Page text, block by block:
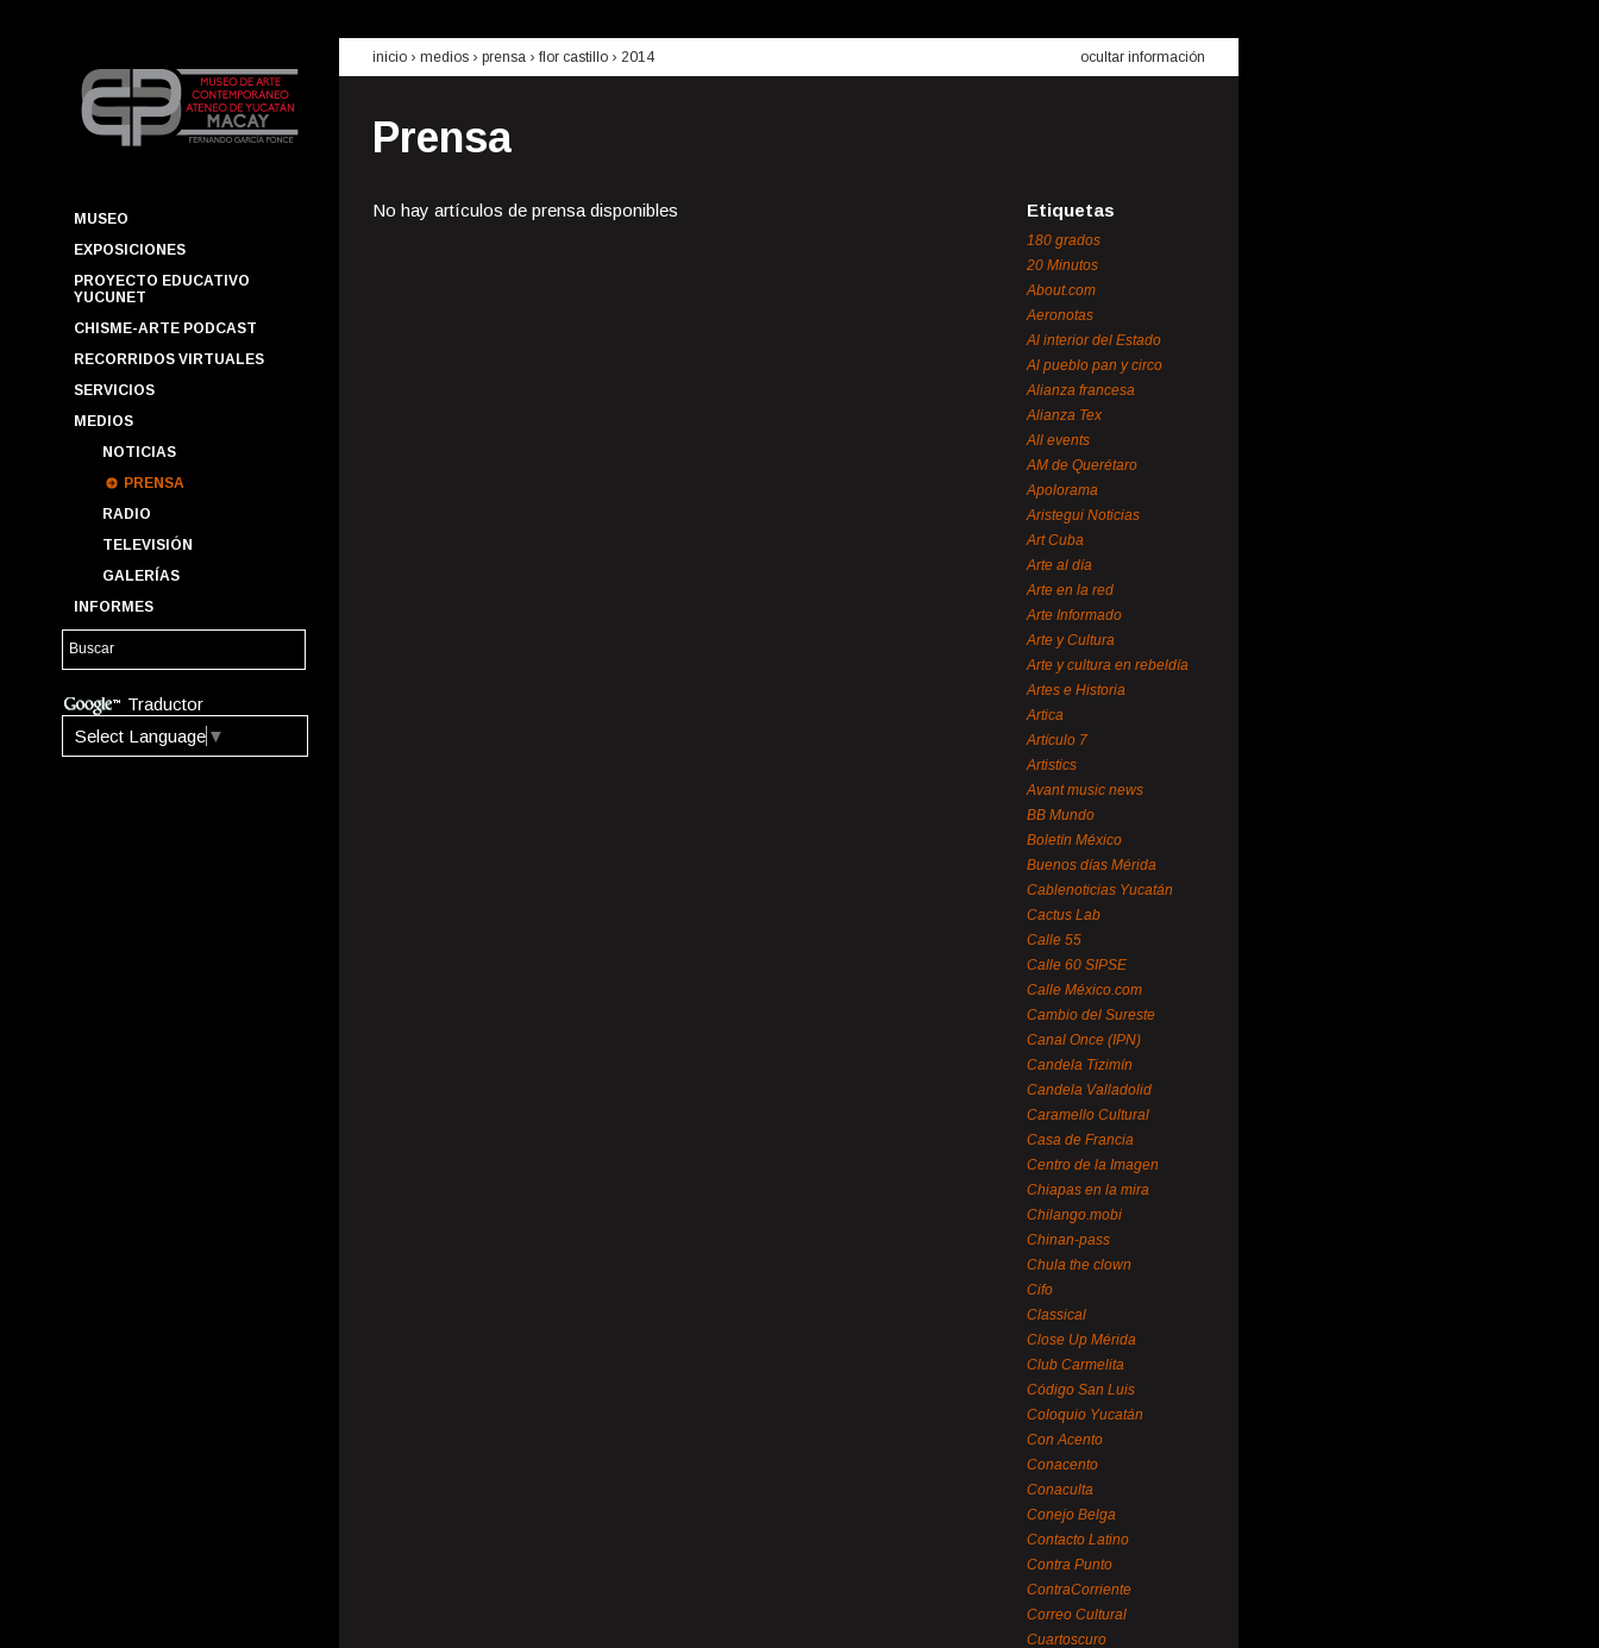
MUSEO
EXPOSICIONES
PROYECTO EDUCATIVO
YUCUNET
CHISME-ARTE PODCAST
RECORRIDOS VIRTUALES
SERVICIOS
MEDIOS
NOTICIAS
PRENSA
RADIO
TELEVISIÓN
GALERÍAS
INFORMES
Traductor
Select Language ▼
inicio › medios › prensa › flor castillo › 2014 ocultar información
Prensa
No hay artículos de prensa disponibles Etiquetas
180 grados
20 Minutos
About.com
Aeronotas
Al interior del Estado
Al pueblo pan y circo
Alianza francesa
Alianza Tex
All events
AM de Querétaro
Apolorama
Aristegui Noticias
Art Cuba
Arte al día
Arte en la red
Arte Informado
Arte y Cultura
Arte y cultura en rebeldía
Artes e Historia
Artica
Artículo 7
Artistics
Avant music news
BB Mundo
Boletín México
Buenos días Mérida
Cablenoticias Yucatán
Cactus Lab
Calle 55
Calle 60 SIPSE
Calle México.com
Cambio del Sureste
Canal Once (IPN)
Candela Tizimín
Candela Valladolid
Caramello Cultural
Casa de Francia
Centro de la Imagen
Chiapas en la mira
Chilango.mobi
Chinan-pass
Chula the clown
Cifo
Classical
Close Up Mérida
Club Carmelita
Código San Luis
Coloquio Yucatán
Con Acento
Conacento
Conaculta
Conejo Belga
Contacto Latino
Contra Punto
ContraCorriente
Correo Cultural
Cuartoscuro